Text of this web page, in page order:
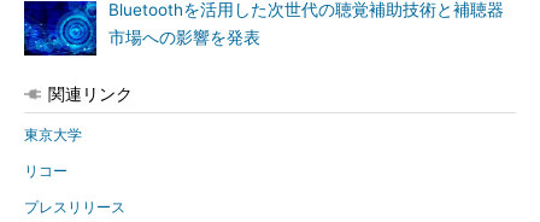
Bluetoothを活用した次世代の聴覚補助技術と補聴器
市場への影響を発表
関連リンク
東京大学
リコー
プレスリリース